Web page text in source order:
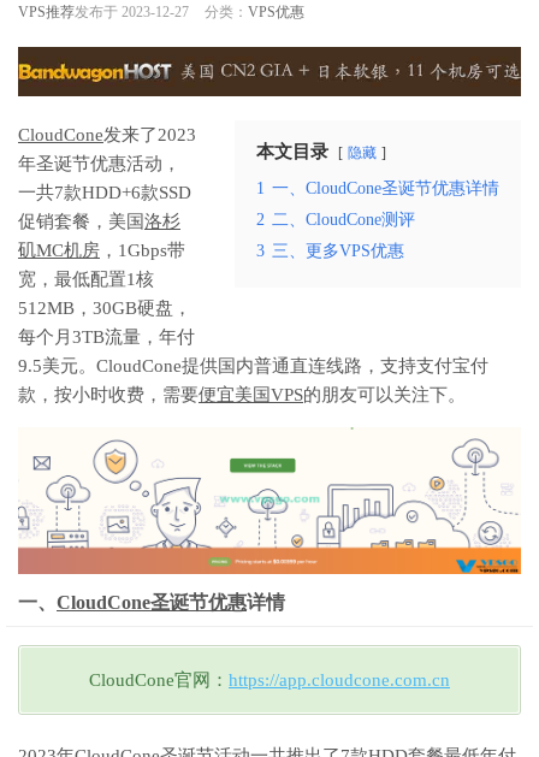
VPS推荐发布于 2023-12-27 分类： VPS优惠
本文目录 隐藏
1 一、CloudCone圣诞节优惠详情
2 二、CloudCone测评
3 三、更多VPS优惠
CloudCone发来了2023
年圣诞节优惠活动，
一共7款HDD+6款SSD
促销套餐，美国洛杉
矶MC机房 ，1Gbps带
宽，最低配置1核
512MB，30GB硬盘，
每个月3TB流量，年付
9.5美元。CloudCone提供国内普通直连线路，支持支付宝付
款，按小时收费，需要便宜美国VPS的朋友可以关注下。
一、 CloudCone圣诞节优惠详情
CloudCone官网： https://app.cloudcone.com.cn